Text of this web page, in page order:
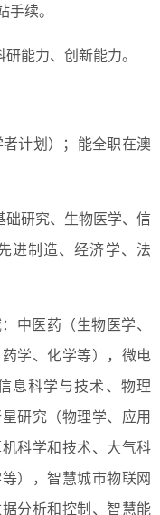
手续。
能力、创新能力。
计划）；能全职在澳
础研究、生物医学、信
进制造、经济学、法
中医药（生物医学、
学、化学等），微电
息科学与技术、物理
研究（物理学、应用
科学和技术、大气科
），智慧城市物联网
分析和控制、智慧能